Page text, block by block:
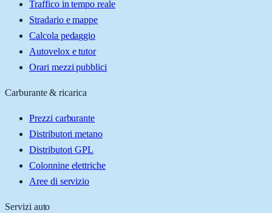
Traffico in tempo reale
Stradario e mappe
Calcola pedaggio
Autovelox e tutor
Orari mezzi pubblici
Carburante & ricarica
Prezzi carburante
Distributori metano
Distributori GPL
Colonnine elettriche
Aree di servizio
Servizi auto